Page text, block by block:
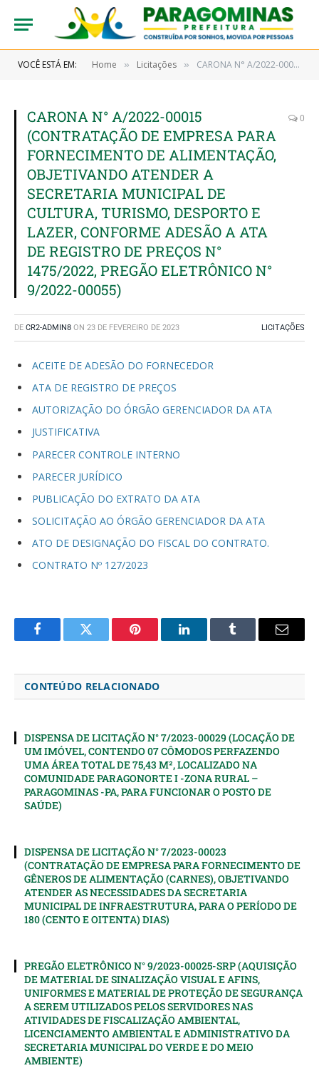
VOCÊ ESTÁ EM: Home » Licitações » CARONA N° A/2022-00015 (CONTRATAÇÃO DE EMPRESA PARA FORNECIMENTO DE ALIMENTAÇÃO, OBJETIVANDO ATENDER A SECRETARIA MUNICIPAL DE CULTURA, TURISMO, DESPORTO E LAZER, CONFORME ADESÃO A ATA DE REGISTRO DE PREÇOS N° 1475/2022, PREGÃO ELETRÔNICO N° 9/2022-00055)
CARONA N° A/2022-00015
(CONTRATAÇÃO DE EMPRESA PARA
FORNECIMENTO DE ALIMENTAÇÃO,
OBJETIVANDO ATENDER A
SECRETARIA MUNICIPAL DE
CULTURA, TURISMO, DESPORTO E
LAZER, CONFORME ADESÃO A ATA
DE REGISTRO DE PREÇOS N°
1475/2022, PREGÃO ELETRÔNICO N°
9/2022-00055)
0
DE CR2-ADMIN8 ON 23 DE FEVEREIRO DE 2023 LICITAÇÕES
ACEITE DE ADESÃO DO FORNECEDOR
ATA DE REGISTRO DE PREÇOS
AUTORIZAÇÃO DO ÓRGÃO GERENCIADOR DA ATA
JUSTIFICATIVA
PARECER CONTROLE INTERNO
PARECER JURÍDICO
PUBLICAÇÃO DO EXTRATO DA ATA
SOLICITAÇÃO AO ÓRGÃO GERENCIADOR DA ATA
ATO DE DESIGNAÇÃO DO FISCAL DO CONTRATO.
CONTRATO Nº 127/2023
FacebookTwitter Pinterest LinkedInTumblr Email
CONTEÚDO RELACIONADO
DISPENSA DE LICITAÇÃO N° 7/2023-00029 (LOCAÇÃO DE
UM IMÓVEL, CONTENDO 07 CÔMODOS PERFAZENDO
UMA ÁREA TOTAL DE 75,43 M², LOCALIZADO NA
COMUNIDADE PARAGONORTE I -ZONA RURAL –
PARAGOMINAS -PA, PARA FUNCIONAR O POSTO DE
SAÚDE)
DISPENSA DE LICITAÇÃO N° 7/2023-00023
(CONTRATAÇÃO DE EMPRESA PARA FORNECIMENTO DE
GÊNEROS DE ALIMENTAÇÃO (CARNES), OBJETIVANDO
ATENDER AS NECESSIDADES DA SECRETARIA
MUNICIPAL DE INFRAESTRUTURA, PARA O PERÍODO DE
180 (CENTO E OITENTA) DIAS)
PREGÃO ELETRÔNICO N° 9/2023-00025-SRP (AQUISIÇÃO
DE MATERIAL DE SINALIZAÇÃO VISUAL E AFINS,
UNIFORMES E MATERIAL DE PROTEÇÃO DE SEGURANÇA
A SEREM UTILIZADOS PELOS SERVIDORES NAS
ATIVIDADES DE FISCALIZAÇÃO AMBIENTAL,
LICENCIAMENTO AMBIENTAL E ADMINISTRATIVO DA
SECRETARIA MUNICIPAL DO VERDE E DO MEIO
AMBIENTE)